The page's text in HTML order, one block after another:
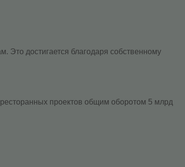
Это достигается благодаря собственному
проектов общим оборотом 5 млрд